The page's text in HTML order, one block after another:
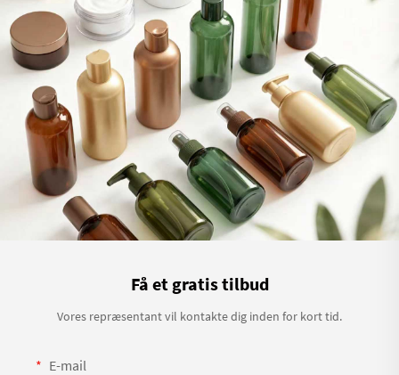
Få et gratis tilbud
Vores repræsentant vil kontakte dig inden for kort tid.
E-mail